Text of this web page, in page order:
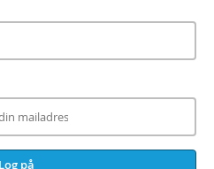
Log på